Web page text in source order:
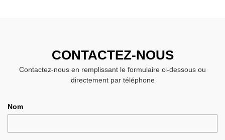
CONTACTEZ-NOUS
Contactez-nous en remplissant le formulaire ci-dessous ou
directement par téléphone
Nom